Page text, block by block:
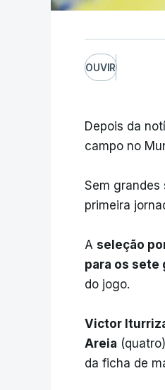
OUVIR
Depois da
campo no
Sem grandes
primeira
A seleção
para os sete
do jogo.
Victor
Areia
da ficha de